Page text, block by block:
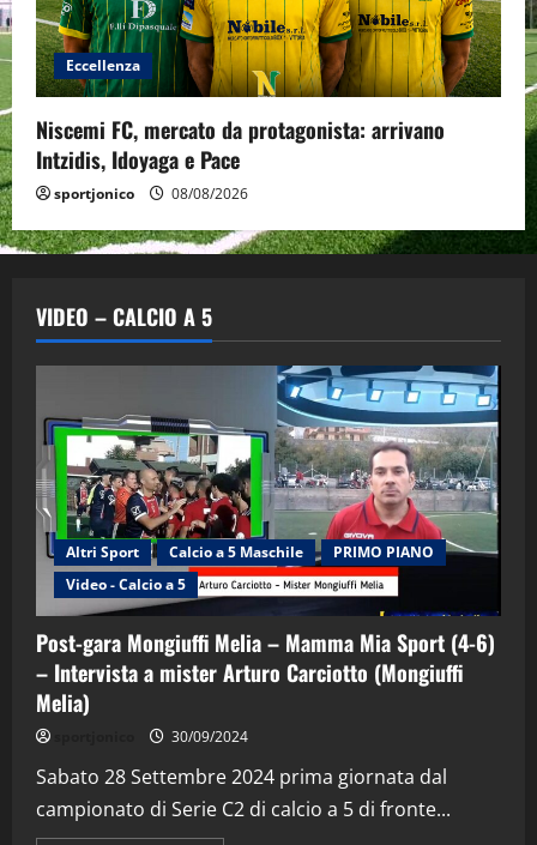
Eccellenza
Niscemi FC, mercato da protagonista: arrivano
Intzidis, Idoyaga e Pace
sportjonico 08/08/2026
VIDEO – CALCIO A 5
Altri Sport Calcio a 5 Maschile
PRIMO PIANO
Video - Calcio a 5
Post-gara Mongiuffi Melia – Mamma Mia Sport (4-6)
– Intervista a mister Arturo Carciotto (Mongiuffi
Melia)
30/09/2024
Sabato 28 Settembre 2024 prima giornata dal
campionato di Serie C2 di calcio a 5 di fronte...
2
“SportEmpire” in Podcast: 29^ Puntata
(Martedi 28 Aprile 2026)
28/04/2026